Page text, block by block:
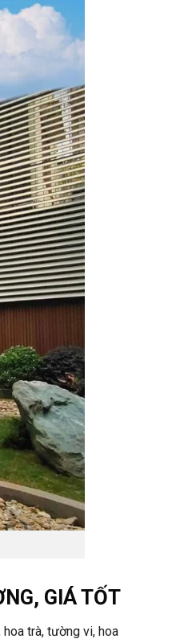
GIÁ TỐT
trà, tường vi, hoa